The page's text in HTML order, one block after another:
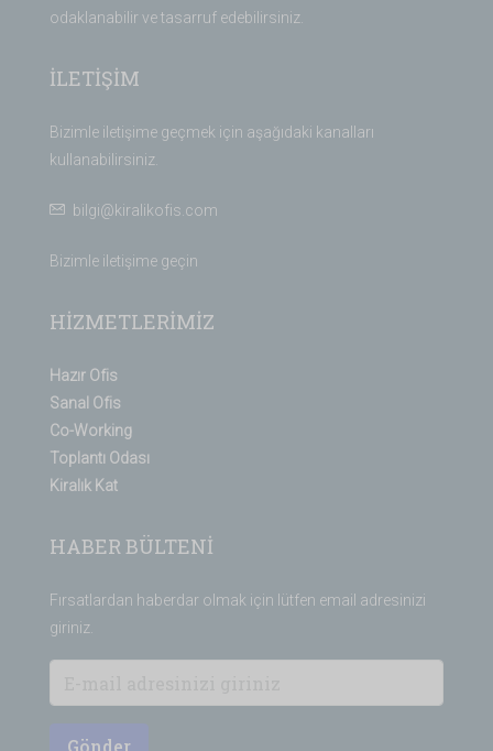
odaklanabilir ve tasarruf edebilirsiniz.
İLETİŞİM
Bizimle iletişime geçmek için aşağıdaki kanalları
kullanabilirsiniz.
bilgi@kiralikofis.com
Bizimle iletişime geçin
HİZMETLERİMİZ
Hazır Ofis
Sanal Ofis
Co-Working
Toplantı Odası
Kiralık Kat
HABER BÜLTENİ
Fırsatlardan haberdar olmak için lütfen email adresinizi
giriniz.
Gönder